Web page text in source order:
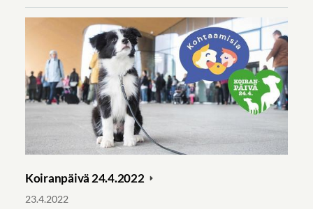
Koiranpäivä 24.4.2022
23.4.2022